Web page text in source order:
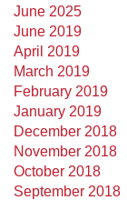
June 2025
June 2019
April 2019
March 2019
February 2019
January 2019
December 2018
November 2018
October 2018
September 2018